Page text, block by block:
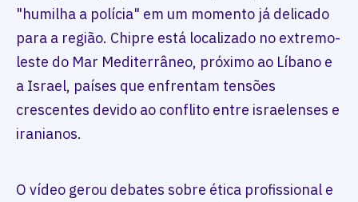
"humilha a polícia" em um momento já delicado
para a região. Chipre está localizado no extremo-
leste do Mar Mediterrâneo, próximo ao Líbano e
a Israel, países que enfrentam tensões
crescentes devido ao conflito entre israelenses e
iranianos.
O vídeo gerou debates sobre ética profissional e